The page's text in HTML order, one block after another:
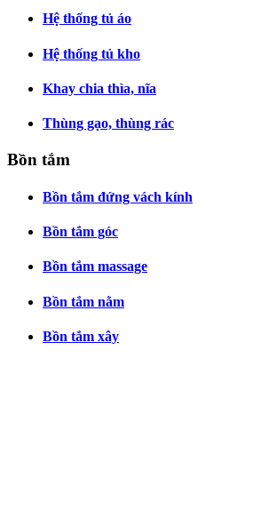
Hệ thống tủ áo
Hệ thống tủ kho
Khay chia thìa, nĩa
Thùng gạo, thùng rác
Bồn tắm
Bồn tắm đứng vách kính
Bồn tắm góc
Bồn tắm massage
Bồn tắm nằm
Bồn tắm xây